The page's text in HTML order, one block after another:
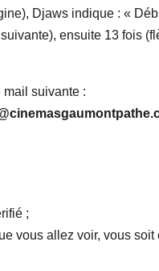
Djaws indique : «
ensuite 13 fois
mail suivante :
;
vous allez voir, vous